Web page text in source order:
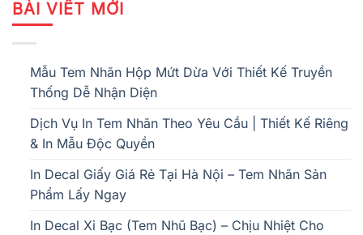
BÀI VIẾT MỚI
Mẫu Tem Nhãn Hộp Mứt Dừa Với Thiết Kế Truyền
Thống Dễ Nhận Diện
Dịch Vụ In Tem Nhãn Theo Yêu Cầu | Thiết Kế Riêng
& In Mẫu Độc Quyền
In Decal Giấy Giá Rẻ Tại Hà Nội – Tem Nhãn Sản
Phẩm Lấy Ngay
In Decal Xi Bạc (Tem Nhũ Bạc) – Chịu Nhiệt Cho